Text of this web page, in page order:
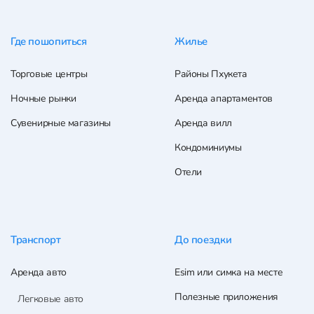
Где пошопиться
Торговые центры
Ночные рынки
Сувенирные магазины
Жилье
Районы Пхукета
Аренда апартаментов
Аренда вилл
Кондоминиумы
Отели
Транспорт
Аренда авто
Легковые авто
До поездки
Esim или симка на месте
Полезные приложения